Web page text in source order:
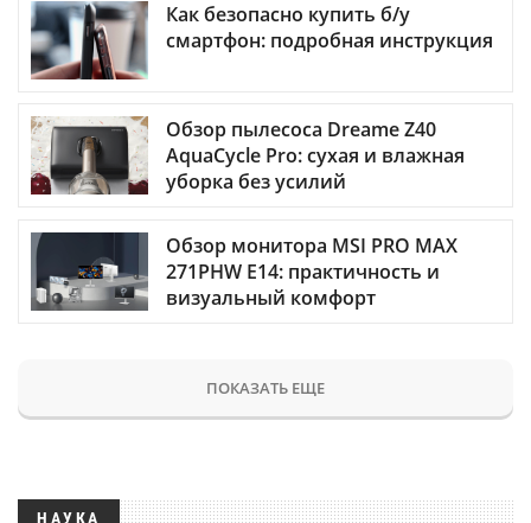
Как безопасно купить б/у
смартфон: подробная инструкция
Обзор пылесоса Dreame Z40
AquaCycle Pro: сухая и влажная
уборка без усилий
Обзор монитора MSI PRO MAX
271PHW E14: практичность и
визуальный комфорт
ПОКАЗАТЬ ЕЩЕ
НАУКА